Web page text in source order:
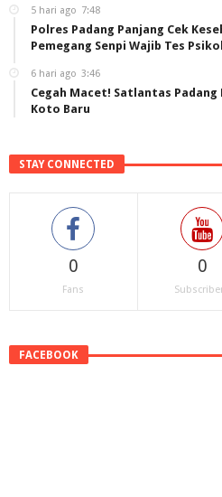
5 hari ago 7:48
Polres Padang Panjang Cek
Pemegang Senpi Wajib Tes
6 hari ago 3:46
Cegah Macet! Satlantas Padang
Koto Baru
STAY CONNECTED
0
Fans
0
FACEBOOK